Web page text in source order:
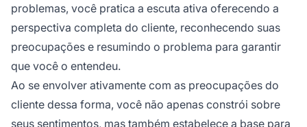
problemas, você pratica a escuta ativa oferecendo a
perspectiva completa do cliente, reconhecendo suas
preocupações e resumindo o problema para garantir
que você o entendeu.
Ao se envolver ativamente com as preocupações do
cliente dessa forma, você não apenas constrói sobre
seus sentimentos, mas também estabelece a base para